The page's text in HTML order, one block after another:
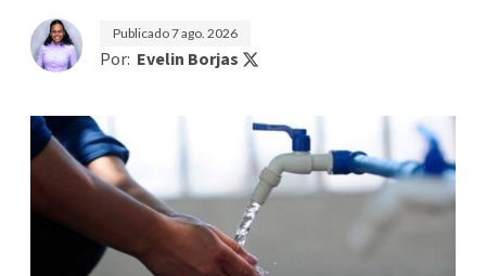
Publicado7 ago. 2026
Por: Evelin Borjas